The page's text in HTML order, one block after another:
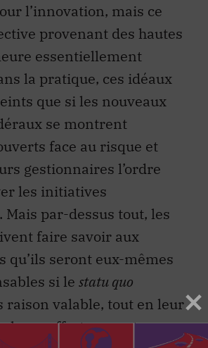
l’innovation, mais ce
provenant des hautes
essentiellement
la pratique, ces idéaux
que si les nouveaux
se montrent
face au risque et
gestionnaires l’ordre
les initiatives
Mais par-dessus tout, les
faire savoir aux
qu’ils seront eux-mêmes
si le statu quo
raison valable, tout en leur
leurs efforts seront